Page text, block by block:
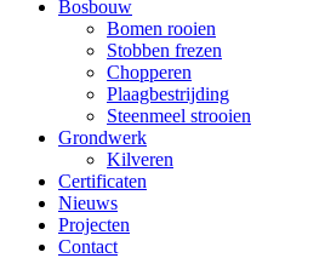
Bosbouw
Bomen rooien
Stobben frezen
Chopperen
Plaagbestrijding
Steenmeel strooien
Grondwerk
Kilveren
Certificaten
Nieuws
Projecten
Contact